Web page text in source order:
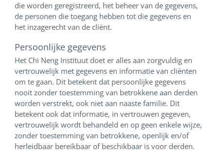
die worden geregistreerd, het beheer van de gegevens,
de personen die toegang hebben tot die gegevens en
het inzagerecht van de cliënt.
Persoonlijke gegevens
Het Chi Neng Instituut doet er alles aan zorgvuldig en
vertrouwelijk met gegevens en informatie van cliënten
om te gaan. Dit betekent dat persoonlijke gegevens
nooit zonder toestemming van betrokkene aan derden
worden verstrekt, ook niet aan naaste familie. Dit
betekent ook dat informatie, in vertrouwen gegeven,
vertrouwelijk wordt behandeld en op geen enkele wijze,
zonder toestemming van betrokkene, openlijk en/of
herleidbaar bereikbaar of beschikbaar is voor derden.